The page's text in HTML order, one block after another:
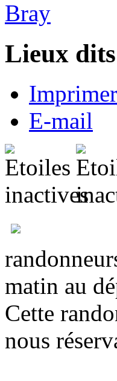
Bray
Lieux
Imprimer
E-mail
matin au
Cette
nous